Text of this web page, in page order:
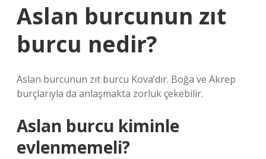
Aslan burcunun zıt
burcu nedir?
Aslan burcunun zıt burcu Kova’dır. Boğa ve Akrep
burçlarıyla da anlaşmakta zorluk çekebilir.
Aslan burcu kiminle
evlenmemeli?